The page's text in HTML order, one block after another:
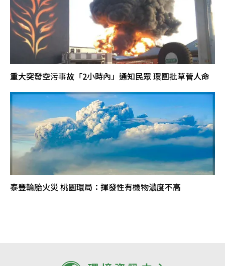
重大突發空污事故「2小時內」通知民眾 環團批草菅人命
泰豐輪胎火災 桃園環局：揮發性有機物濃度不高